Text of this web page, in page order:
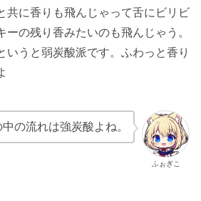
共に香りも飛んじゃって舌にビリビ
ーの残り香みたいのも飛んじゃう。
いうと弱炭酸派です。ふわっと香り
ふぉぎこ
の流れは強炭酸よね。